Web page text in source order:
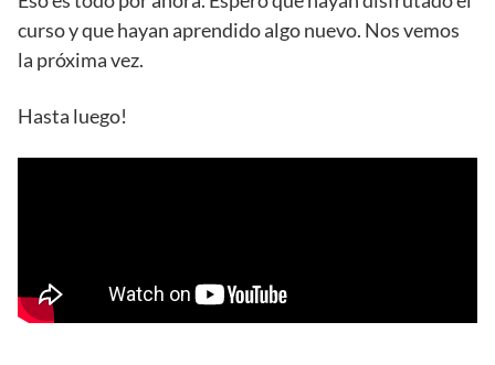
curso y que hayan aprendido algo nuevo. Nos vemos
la próxima vez.
Hasta luego!